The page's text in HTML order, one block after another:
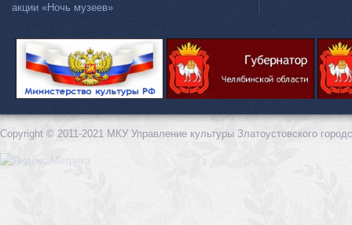
акции «Ночь музеев»
Copyright © 2011-2021 МКУ Управление культуры Златоустовского